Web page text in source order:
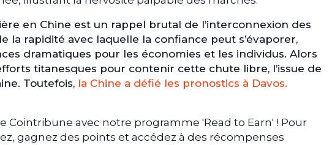
en Chine est un rappel brutal de l’interconnexion des
la rapidité avec laquelle la confiance peut s’évaporer,
dramatiques pour les économies et les individus. Alors
titanesques pour contenir cette chute libre, l’issue de
Toutefois, la Chine a défié les pronostics à Davos.
Cointribune avec notre programme 'Read to Earn' ! Pour
gagnez des points et accédez à des récompenses